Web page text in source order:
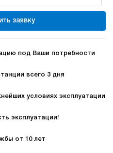
Гидростанции мощностью 5
Двухпоточные гидростанции
заявку
под Ваши потребности
всего 3 дня
условиях эксплуатации
эксплуатации!
от 10 лет